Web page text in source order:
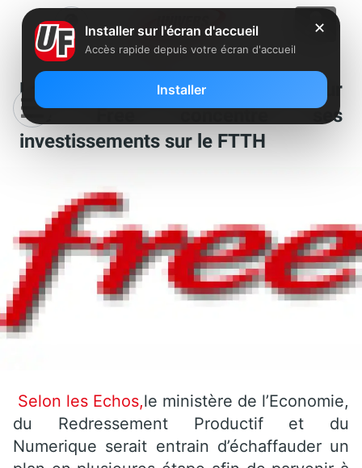
Les grands scénarios de Bercy pour
que Free concentre ses
investissements sur le FTTH
Selon les Echos,le ministère de l’Economie,
du Redressement Productif et du
Numerique serait entrain d’échaffauder un
✕
Installer sur l'écran d'accueil
Accès rapide depuis votre écran d'accueil
Installer